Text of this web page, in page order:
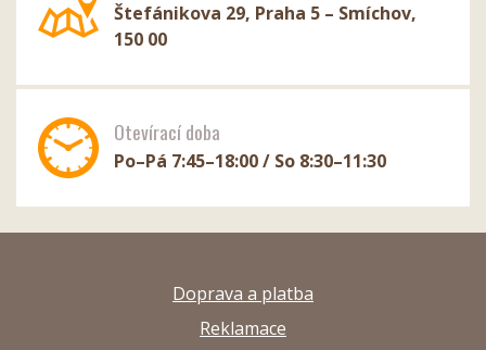
Štefánikova 29, Praha 5 – Smíchov,
150 00
Otevírací doba
Po–Pá 7:45–18:00 / So 8:30–11:30
Doprava a platba
Reklamace